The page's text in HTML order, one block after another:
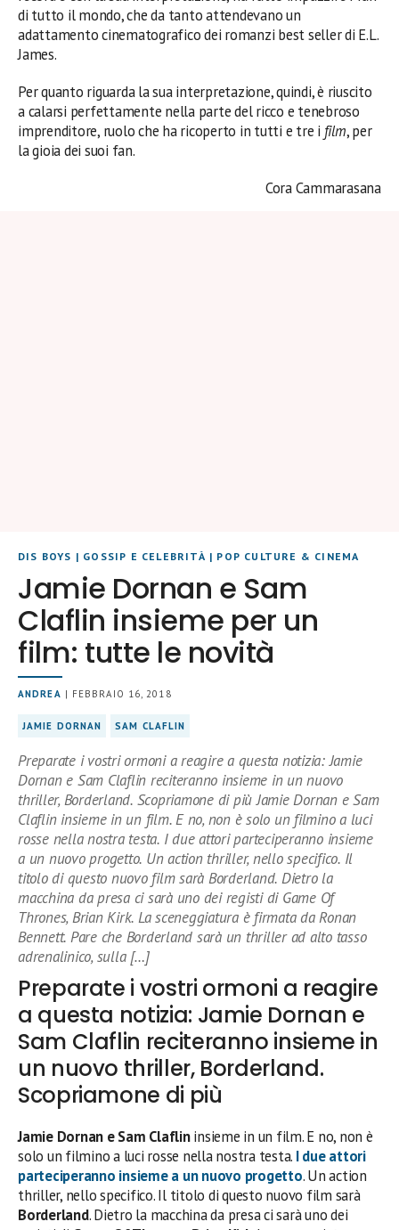
di tutto il mondo, che da tanto attendevano un
adattamento cinematografico dei romanzi best seller di E.L.
James.
Per quanto riguarda la sua interpretazione, quindi, è riuscito
a calarsi perfettamente nella parte del ricco e tenebroso
imprenditore, ruolo che ha ricoperto in tutti e tre i film, per
la gioia dei suoi fan.
Cora Cammarasana
DIS BOYS | GOSSIP E CELEBRITÀ | POP CULTURE & CINEMA
Jamie Dornan e Sam
Claflin insieme per un
film: tutte le novità
ANDREA | FEBBRAIO 16, 2018
JAMIE DORNAN SAM CLAFLIN
Preparate i vostri ormoni a reagire a questa notizia: Jamie
Dornan e Sam Claflin reciteranno insieme in un nuovo
thriller, Borderland. Scopriamone di più Jamie Dornan e Sam
Claflin insieme in un film. E no, non è solo un filmino a luci
rosse nella nostra testa. I due attori parteciperanno insieme
a un nuovo progetto. Un action thriller, nello specifico. Il
titolo di questo nuovo film sarà Borderland. Dietro la
macchina da presa ci sarà uno dei registi di Game Of
Thrones, Brian Kirk. La sceneggiatura è firmata da Ronan
Bennett. Pare che Borderland sarà un thriller ad alto tasso
adrenalinico, sulla […]
Preparate i vostri ormoni a reagire
a questa notizia: Jamie Dornan e
Sam Claflin reciteranno insieme in
un nuovo thriller, Borderland.
Scopriamone di più
Jamie Dornan e Sam Claflininsieme in un film. E no, non è
solo un filmino a luci rosse nella nostra testa. I due attori
parteciperanno insieme a un nuovo progetto. Un action
thriller, nello specifico. Il titolo di questo nuovo film sarà
Borderland. Dietro la macchina da presa ci sarà uno dei